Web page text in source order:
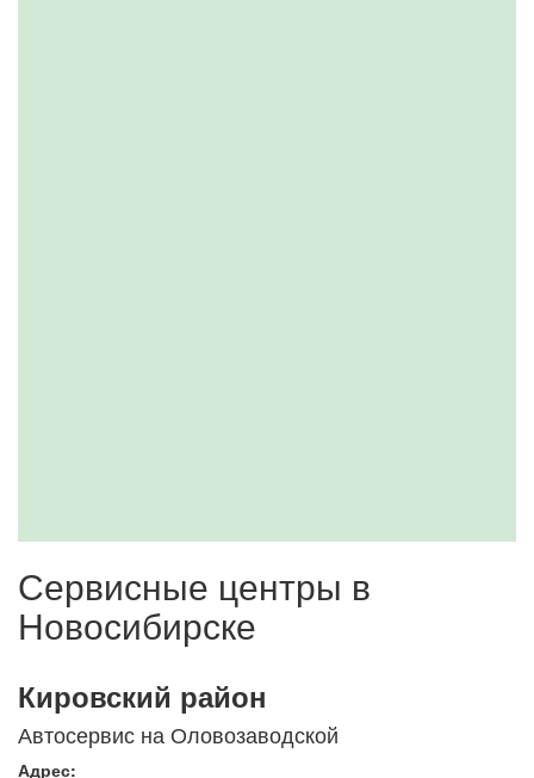
Сервисные центры в
Новосибирске
Кировский район
Автосервис на Оловозаводской
Адрес: